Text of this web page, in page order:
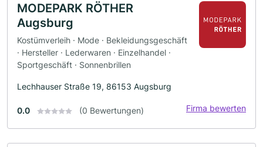
MODEPARK RÖTHER
Augsburg
Kostümverleih · Mode · Bekleidungsgeschäft
· Hersteller · Lederwaren · Einzelhandel ·
Sportgeschäft · Sonnenbrillen
Lechhauser Straße 19, 86153 Augsburg
0.0 (0 Bewertungen) Firma bewerten